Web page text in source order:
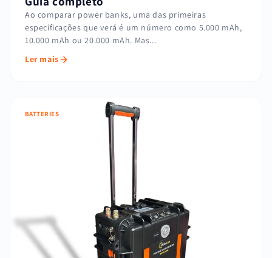
Ao comparar power banks, uma das primeiras
especificações que verá é um número como 5.000 mAh,
10.000 mAh ou 20.000 mAh. Mas...
Ler mais
BATTERIES